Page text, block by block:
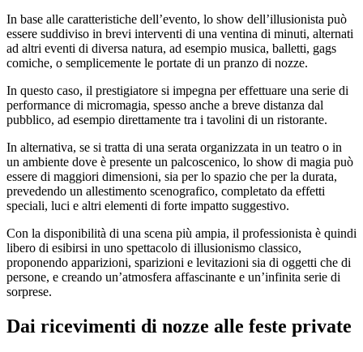
In base alle caratteristiche dell’evento, lo show dell’illusionista può
essere suddiviso in brevi interventi di una ventina di minuti, alternati
ad altri eventi di diversa natura, ad esempio musica, balletti, gags
comiche, o semplicemente le portate di un pranzo di nozze.
In questo caso, il prestigiatore si impegna per effettuare una serie di
performance di micromagia, spesso anche a breve distanza dal
pubblico, ad esempio direttamente tra i tavolini di un ristorante.
In alternativa, se si tratta di una serata organizzata in un teatro o in
un ambiente dove è presente un palcoscenico, lo show di magia può
essere di maggiori dimensioni, sia per lo spazio che per la durata,
prevedendo un allestimento scenografico, completato da effetti
speciali, luci e altri elementi di forte impatto suggestivo.
Con la disponibilità di una scena più ampia, il professionista è quindi
libero di esibirsi in uno spettacolo di illusionismo classico,
proponendo apparizioni, sparizioni e levitazioni sia di oggetti che di
persone, e creando un’atmosfera affascinante e un’infinita serie di
sorprese.
Dai ricevimenti di nozze alle feste private